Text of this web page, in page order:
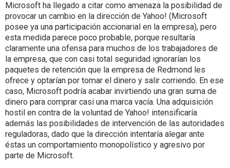
Microsoft ha llegado a citar como amenaza la posibilidad de
provocar un cambio en la dirección de Yahoo! (Microsoft
posee ya una participación accionarial en la empresa), pero
esta medida parece poco probable, porque resultaría
claramente una ofensa para muchos de los trabajadores de
la empresa, que con casi total seguridad ignorarían los
paquetes de retención que la empresa de Redmond les
ofrece y optarían por tomar el dinero y salir corriendo. En ese
caso, Microsoft podría acabar invirtiendo una gran suma de
dinero para comprar casi una marca vacía. Una adquisición
hostil en contra de la voluntad de Yahoo! intensificaría
además las posibilidades de intervención de las autoridades
reguladoras, dado que la dirección intentaría alegar ante
éstas un comportamiento monopolístico y agresivo por
parte de Microsoft.